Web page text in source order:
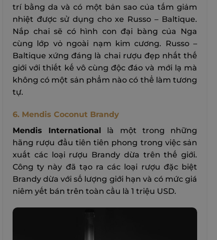
trí bằng da và có một bản sao của tấm giảm
nhiệt được sử dụng cho xe Russo – Baltique.
Nắp chai sẽ có hình con đại bàng của Nga
cùng lớp vỏ ngoài nạm kim cương. Russo –
Baltique xứng đáng là chai rượu đẹp nhất thế
giới với thiết kế vô cùng độc đáo và mới lạ mà
không có một sản phẩm nào có thể làm tương
tự.
6. Mendis Coconut Brandy
Mendis International là một trong những
hãng rượu đầu tiên tiên phong trong việc sản
xuất các loại rượu Brandy dừa trên thế giới.
Công ty này đã tạo ra các loại rượu đặc biệt
Brandy dừa với số lượng giới hạn và có mức giá
niêm yết bán trên toàn cầu là 1 triệu USD.